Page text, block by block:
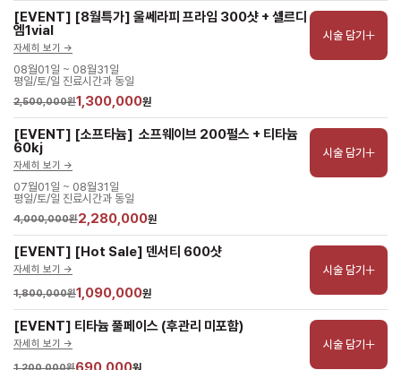
[EVENT] [8월특가] 울쎄라피 프라임 300샷 + 셀르디
엠1vial
자세히 보기 ->
08월01일 ~ 08월31일
평일/토/일 진료시간과 동일
2,500,000원1,300,000원
시술 담기
[EVENT] [소프타늄]  소프웨이브 200펄스 + 티타늄
60kj
자세히 보기 ->
07월01일 ~ 08월31일
평일/토/일 진료시간과 동일
4,000,000원2,280,000원
시술 담기
[EVENT] [Hot Sale] 덴서티 600샷
자세히 보기 ->
1,800,000원1,090,000원
시술 담기
[EVENT] 티타늄 풀페이스 (후관리 미포함)
자세히 보기 ->
1,200,000원
시술 담기